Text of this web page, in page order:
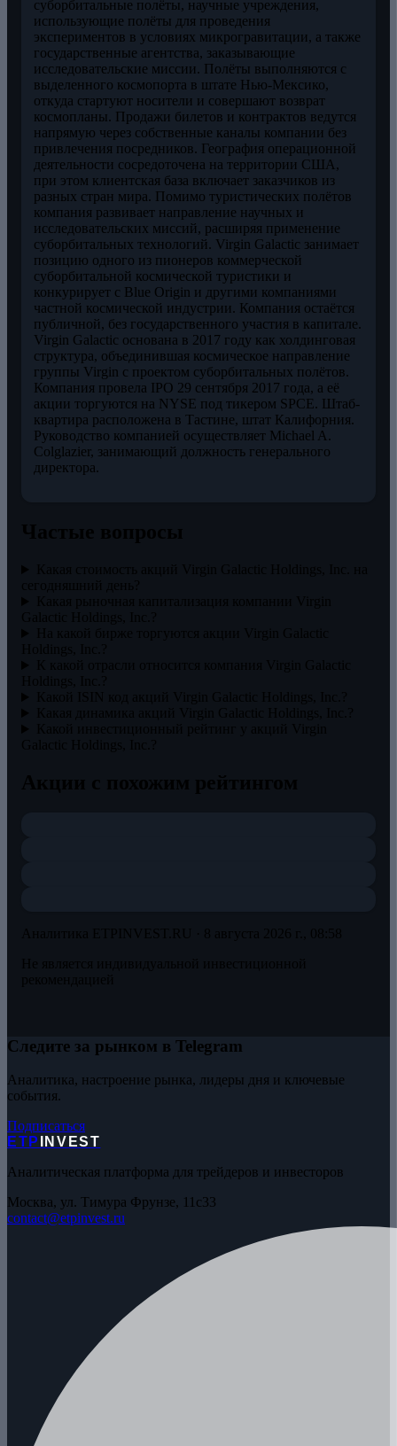
суборбитальные полёты, научные учреждения,
использующие полёты для проведения
экспериментов в условиях микрогравитации, а также
государственные агентства, заказывающие
исследовательские миссии. Полёты выполняются с
выделенного космопорта в штате Нью-Мексико,
откуда стартуют носители и совершают возврат
космопланы. Продажи билетов и контрактов ведутся
напрямую через собственные каналы компании без
привлечения посредников. География операционной
деятельности сосредоточена на территории США,
при этом клиентская база включает заказчиков из
разных стран мира. Помимо туристических полётов
компания развивает направление научных и
исследовательских миссий, расширяя применение
суборбитальных технологий. Virgin Galactic занимает
позицию одного из пионеров коммерческой
суборбитальной космической туристики и
конкурирует с Blue Origin и другими компаниями
частной космической индустрии. Компания остаётся
публичной, без государственного участия в капитале.
Virgin Galactic основана в 2017 году как холдинговая
структура, объединившая космическое направление
группы Virgin с проектом суборбитальных полётов.
Компания провела IPO 29 сентября 2017 года, а её
акции торгуются на NYSE под тикером SPCE. Штаб-
квартира расположена в Тастине, штат Калифорния.
Руководство компанией осуществляет Michael A.
Colglazier, занимающий должность генерального
директора.
Следите за рынком в Telegram
Аналитика, настроение рынка, лидеры дня и ключевые
события.
Подписаться
ETP
INVEST
Аналитическая платформа для трейдеров и инвесторов
Москва, ул. Тимура Фрунзе, 11с33
contact@etpinvest.ru